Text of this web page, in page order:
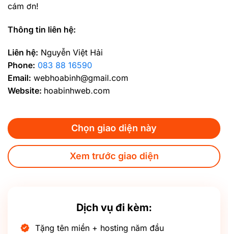
cám ơn!
Thông tin liên hệ:
Liên hệ: Nguyễn Việt Hải
Phone: 083 88 16590
Email: webhoabinh@gmail.com
Website: hoabinhweb.com
Chọn giao diện này
Xem trước giao diện
Dịch vụ đi kèm:
Tặng tên miền + hosting năm đầu